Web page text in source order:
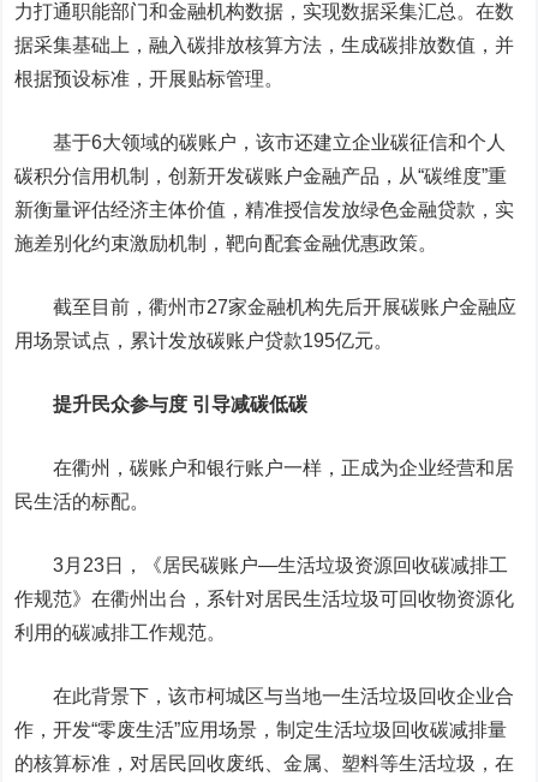
力打通职能部门和金融机构数据，实现数据采集汇总。在数
据采集基础上，融入碳排放核算方法，生成碳排放数值，并
根据预设标准，开展贴标管理。
基于6大领域的碳账户，该市还建立企业碳征信和个人
碳积分信用机制，创新开发碳账户金融产品，从“碳维度”重
新衡量评估经济主体价值，精准授信发放绿色金融贷款，实
施差别化约束激励机制，靶向配套金融优惠政策。
截至目前，衢州市27家金融机构先后开展碳账户金融应
用场景试点，累计发放碳账户贷款195亿元。
提升民众参与度 引导减碳低碳
在衢州，碳账户和银行账户一样，正成为企业经营和居
民生活的标配。
3月23日，《居民碳账户—生活垃圾资源回收碳减排工
作规范》在衢州出台，系针对居民生活垃圾可回收物资源化
利用的碳减排工作规范。
在此背景下，该市柯城区与当地一生活垃圾回收企业合
作，开发“零废生活”应用场景，制定生活垃圾回收碳减排量
的核算标准，对居民回收废纸、金属、塑料等生活垃圾，在